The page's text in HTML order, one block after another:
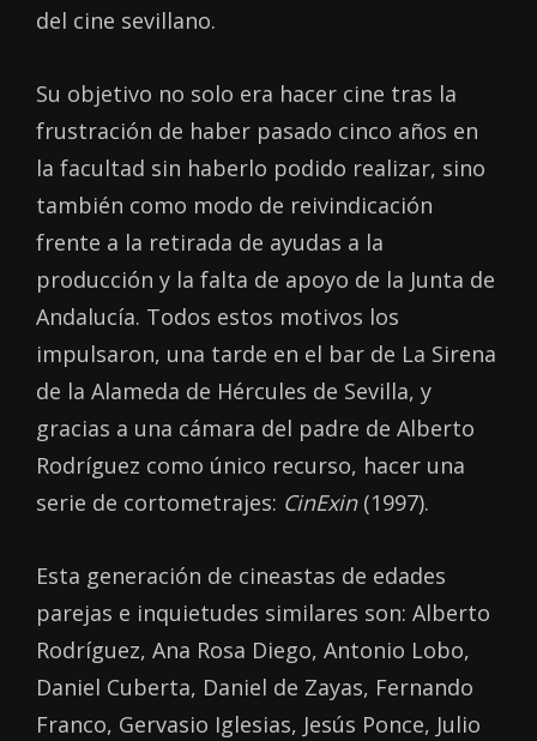
del cine sevillano.
Su objetivo no solo era hacer cine tras la
frustración de haber pasado cinco años en
la facultad sin haberlo podido realizar, sino
también como modo de reivindicación
frente a la retirada de ayudas a la
producción y la falta de apoyo de la Junta de
Andalucía. Todos estos motivos los
impulsaron, una tarde en el bar de La Sirena
de la Alameda de Hércules de Sevilla, y
gracias a una cámara del padre de Alberto
Rodríguez como único recurso, hacer una
serie de cortometrajes: CinExin (1997).
Esta generación de cineastas de edades
parejas e inquietudes similares son: Alberto
Rodríguez, Ana Rosa Diego, Antonio Lobo,
Daniel Cuberta, Daniel de Zayas, Fernando
Franco, Gervasio Iglesias, Jesús Ponce, Julio